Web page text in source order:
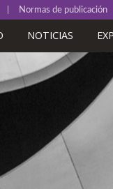
Normas de publicación
NOTICIAS